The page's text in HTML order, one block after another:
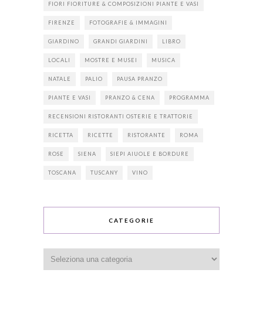
FIORI FIORITURE & COMPOSIZIONI PIANTE E VASI
FIRENZE FOTOGRAFIE & IMMAGINI
GIARDINO GRANDI GIARDINI LIBRO
LOCALI MOSTRE E MUSEI MUSICA
NATALE PALIO PAUSA PRANZO
PIANTE E VASI PRANZO & CENA PROGRAMMA
RECENSIONI RISTORANTI OSTERIE E TRATTORIE
RICETTA RICETTE RISTORANTE ROMA
ROSE SIENA SIEPI AIUOLE E BORDURE
TOSCANA TUSCANY VINO
CATEGORIE